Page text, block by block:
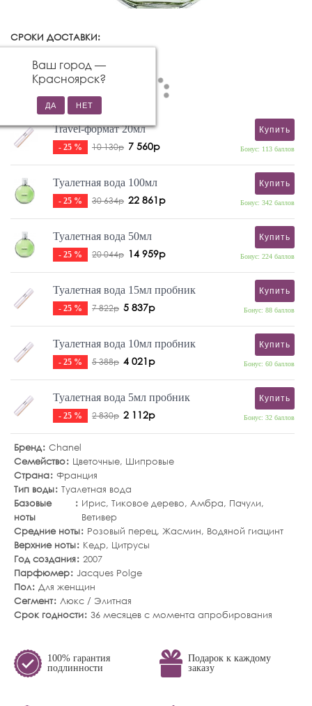
СРОКИ ДОСТАВКИ:
Ваш город —
Красноярск?
Travel-формат 20мл
- 25 % 10 130р 7 560р
Купить
Бонус: 113 баллов
Туалетная вода 100мл
- 25 % 30 634р 22 861р
Купить
Бонус: 342 баллов
Туалетная вода 50мл
- 25 % 20 044р 14 959р
Купить
Бонус: 224 баллов
Туалетная вода 15мл пробник
- 25 % 7 822р 5 837р
Купить
Бонус: 88 баллов
Туалетная вода 10мл пробник
- 25 % 5 388р 4 021р
Купить
Бонус: 60 баллов
Туалетная вода 5мл пробник
- 25 % 2 830р 2 112р
Купить
Бонус: 32 баллов
Бренд Chanel
Семейство
Цветочные, Шипровые
Страна Франция
Тип воды Туалетная вода
Базовые
ноты
Ирис,Тиковое дерево,Амбра, Пачули,
Ветивер
Средние ноты
Розовый перец, Жасмин, Водяной гиацинт
Верхние ноты
Кедр, Цитрусы
Год создания 2007
Парфюмер Jacques Polge
Пол Для женщин
Сегмент Люкс / Элитная
Срок годности 36 месяцев с момента апробирования
100% гарантия
подлинности
Подарок к каждому
заказу